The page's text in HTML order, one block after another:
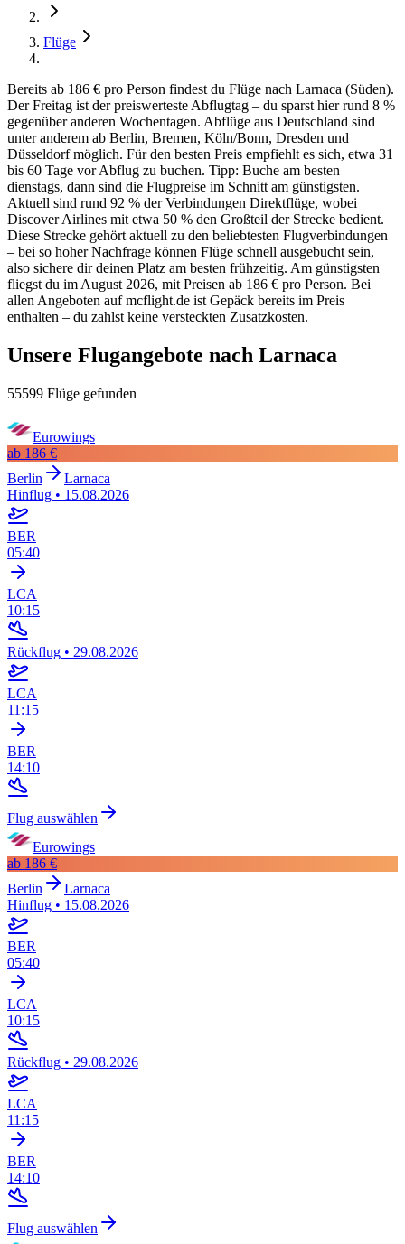
Flüge
Bereits ab 186 € pro Person findest du Flüge nach Larnaca (Süden).
Der Freitag ist der preiswerteste Abflugtag – du sparst hier rund 8 %
gegenüber anderen Wochentagen. Abflüge aus Deutschland sind
unter anderem ab Berlin, Bremen, Köln/Bonn, Dresden und
Düsseldorf möglich. Für den besten Preis empfiehlt es sich, etwa 31
bis 60 Tage vor Abflug zu buchen. Tipp: Buche am besten
dienstags, dann sind die Flugpreise im Schnitt am günstigsten.
Aktuell sind rund 92 % der Verbindungen Direktflüge, wobei
Discover Airlines mit etwa 50 % den Großteil der Strecke bedient.
Diese Strecke gehört aktuell zu den beliebtesten Flugverbindungen
– bei so hoher Nachfrage können Flüge schnell ausgebucht sein,
also sichere dir deinen Platz am besten frühzeitig. Am günstigsten
fliegst du im August 2026, mit Preisen ab 186 € pro Person. Bei
allen Angeboten auf mcflight.de ist Gepäck bereits im Preis
enthalten – du zahlst keine versteckten Zusatzkosten.
Unsere Flugangebote nach Larnaca
55599 Flüge gefunden
Eurowings
ab 186 €
Berlin
Larnaca
Hinflug • 15.08.2026
BER
05:40
LCA
10:15
Rückflug • 29.08.2026
LCA
11:15
BER
14:10
Flug auswählen
Eurowings
ab 186 €
Berlin
Larnaca
Hinflug • 15.08.2026
BER
05:40
LCA
10:15
Rückflug • 29.08.2026
LCA
11:15
BER
14:10
Flug auswählen